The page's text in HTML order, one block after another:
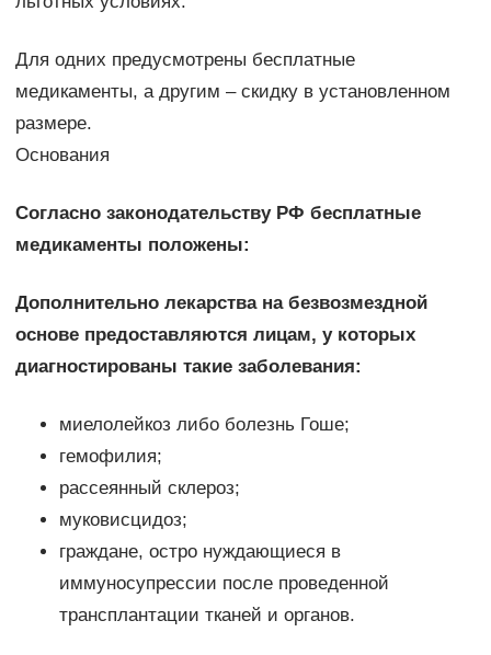
Для одних предусмотрены бесплатные
медикаменты, а другим – скидку в установленном
размере.
Основания
Согласно законодательству РФ бесплатные
медикаменты положены:
Дополнительно лекарства на безвозмездной
основе предоставляются лицам, у которых
диагностированы такие заболевания:
миелолейкоз либо болезнь Гоше;
гемофилия;
рассеянный склероз;
муковисцидоз;
граждане, остро нуждающиеся в
иммуносупрессии после проведенной
трансплантации тканей и органов.